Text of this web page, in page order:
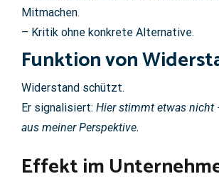
Mitmachen.
– Kritik ohne konkrete Alternative.
Funktion von
Widerstand schützt.
Er signalisiert: Hier stimmt etwas nicht
aus meiner Perspektive.
Effekt im